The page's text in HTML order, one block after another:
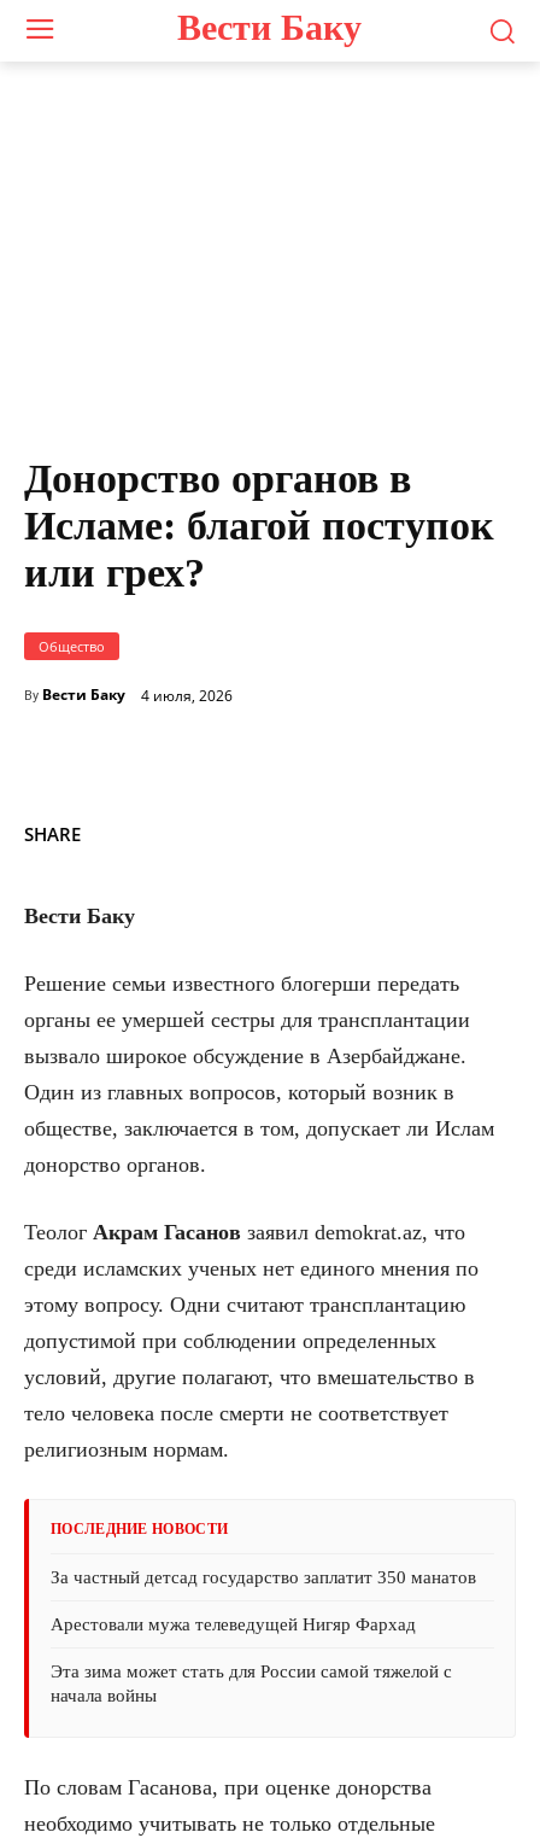
Вести Баку
Донорство органов в
Исламе: благой поступок
или грех?
Общество
By Вести Баку 4 июля, 2026
SHARE
Вести Баку
Решение семьи известного блогерши передать
органы ее умершей сестры для трансплантации
вызвало широкое обсуждение в Азербайджане.
Один из главных вопросов, который возник в
обществе, заключается в том, допускает ли Ислам
донорство органов.
Теолог Акрам Гасанов заявил demokrat.az, что
среди исламских ученых нет единого мнения по
этому вопросу. Одни считают трансплантацию
допустимой при соблюдении определенных
условий, другие полагают, что вмешательство в
тело человека после смерти не соответствует
религиозным нормам.
ПОСЛЕДНИЕ НОВОСТИ
За частный детсад государство заплатит 350 манатов
Арестовали мужа телеведущей Нигяр Фархад
Эта зима может стать для России самой тяжелой с
начала войны
По словам Гасанова, при оценке донорства
необходимо учитывать не только отдельные